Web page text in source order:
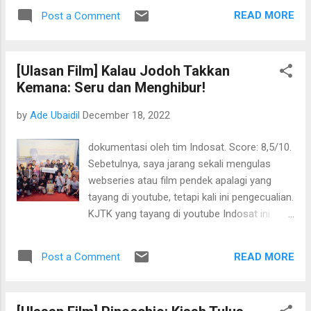
mereka jadi berkawan dan bekerja sama
Worthington) dan Neytiri (Zoe Saldana)
Sebelum menonton bagian kedua ini, saran
saya coba tonton film yang pertamanya lebih
memudahkan kita untuk memahami jalan
lama dari yang pertama—bagi saya malah
kurang. Bagian kedua ini, sesuai judulnya,
sudah tidak lagi mengekslorasi Avatar hutan,
tetapi masuk ke koloni Avatar laut yang
begitu indah. Saya tak henti-hentinya
sutradara. Ia dan timnya membangun dunia
Post a Comment READ MORE
[Ulasan Film] Kalau Jodoh Takkan
Kemana: Seru dan Menghibur!
by Ade Ubaidil December 18, 2022
dokumentasi oleh tim Indosat. Score: 8,5/10.
Sebetulnya, saya jarang sekali mengulas
webseries atau film pendek apalagi yang
tayang di youtube, tetapi kali ini pengecualian.
KJTK yang tayang di youtube Indosat ini
kreator dan Showrunner bersama timnya
Post a Comment READ MORE